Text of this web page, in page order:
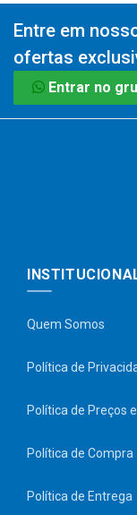
Entre em
ofertas
Entrar no
Quem Somos
Política de
Política de Preços
Política de Compra
Política de Entrega